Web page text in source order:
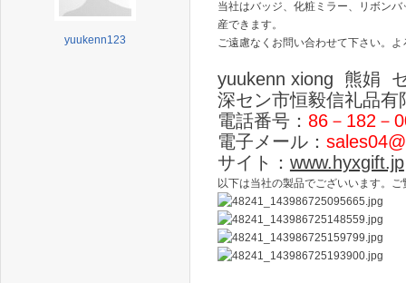
yuukenn123
当社はバッジ、化粧ミラー、リボン
産できます。
ご遠慮なくお問い合わせて下さい。
yuukenn xiong 熊娟
深セン市恒毅信礼品有
電話番号： 86－182－
電子メール：
サイト： www.hyxgift.jp
以下は当社の製品でございいます。